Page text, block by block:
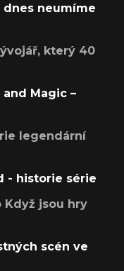
dnes neumíme
který 40
Magic –
legendární
- historie série
Když jsou hry
scén ve